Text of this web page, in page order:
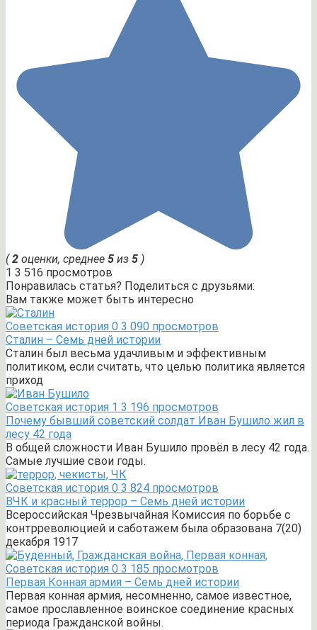
(2 оценки, среднее 5 из 5 )
1 3 516 просмотров
Понравилась статья? Поделиться с друзьями:
Вам также может быть интересно
Советская история 0 3 090 просмотров
Сталин – Семь дней истории
Сталин был весьма удачливым и эффективным
политиком, если считать, что целью политика является
приход
Советская история 1 3 196 просмотров
Почему бывший советский солдат Иван Бушило жил в
лесу 42 года
В общей сложности Иван Бушило провёл в лесу 42 года.
Самые лучшие свои годы.
Советская история 0 3 824 просмотров
ВЧК и красный террор – Семь дней истории
Всероссийская Чрезвычайная Комиссия по борьбе с
контрреволюцией и саботажем была образована 7(20)
декабря 1917
Советская история 0 3 185 просмотров
Первая Конная армия – Семь дней истории
Первая конная армия, несомненно, самое известное,
самое прославленное воинское соединение красных
периода Гражданской войны.